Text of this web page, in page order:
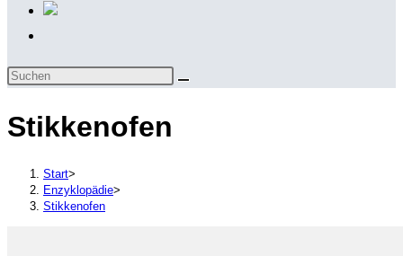
umschalten
Diese
durchsuchen
Stikkenofen
Start>
Enzyklopädie>
Stikkenofen